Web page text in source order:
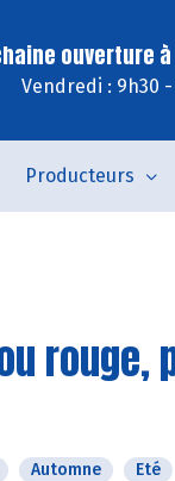
ouverture
Vendredi : 9h30 -
Producteurs
rouge,
Automne Eté